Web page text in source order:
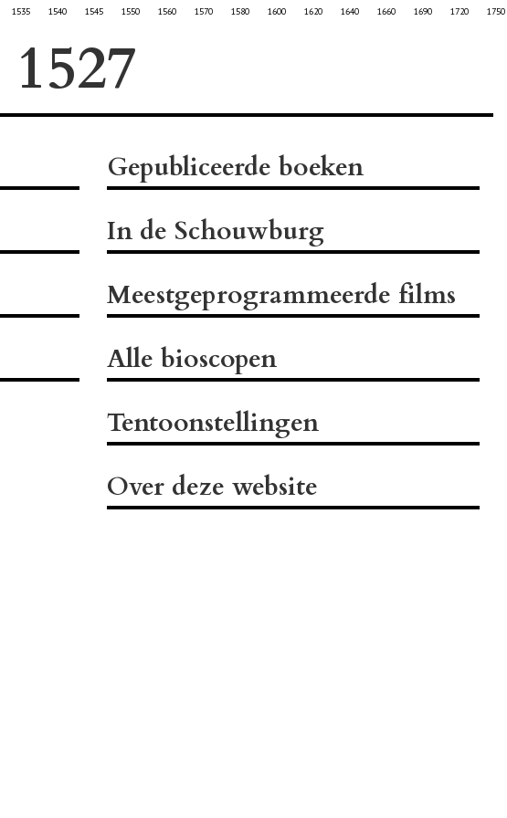
1535 1540 1545 1550 1560 1570 1580 1600 1620 1640 1660 1690 1720 1750
Gepubliceerde boeken
In de Schouwburg
Meestgeprogrammeerde films
Alle bioscopen
Tentoonstellingen
Over deze website